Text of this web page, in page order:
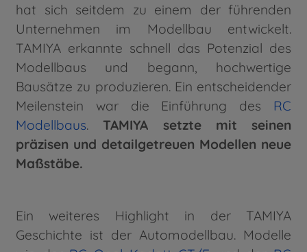
hat sich seitdem zu einem der führenden
Unternehmen im Modellbau entwickelt.
TAMIYA erkannte schnell das Potenzial des
Modellbaus und begann, hochwertige
Bausätze zu produzieren. Ein entscheidender
Meilenstein war die Einführung des RC
Modellbaus.TAMIYA setzte mit seinen
präzisen und detailgetreuen Modellen neue
Maßstäbe.
Ein weiteres Highlight in der TAMIYA
Geschichte ist der Automodellbau. Modelle